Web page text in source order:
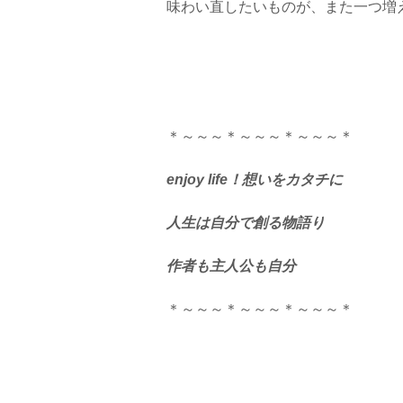
味わい直したいものが、また一つ増
＊～～～＊～～～＊～～～＊
enjoy life！想いをカタチに
人生は自分で創る物語り
作者も主人公も自分
＊～～～＊～～～＊～～～＊